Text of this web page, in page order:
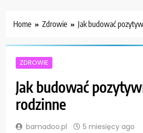
Home Zdrowie Jak budować
ZDROWIE
Jak budować
rodzinne
bamadoo.pl 5 miesięcy ago